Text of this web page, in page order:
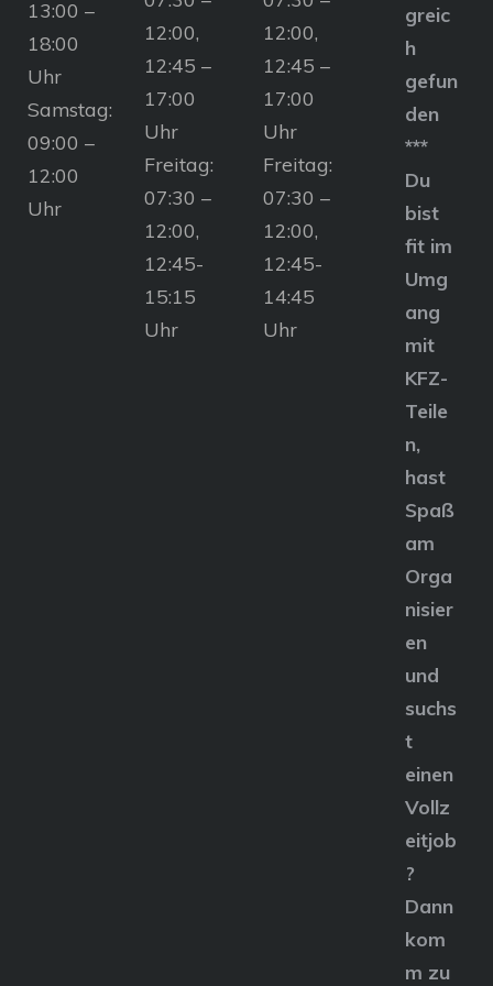
13:00 –
18:00
Uhr
Samstag:
09:00 –
12:00
Uhr
12:00,
12:45 –
17:00
Uhr
Freitag:
07:30 –
12:00,
12:45-
15:15
Uhr
12:00,
12:45 –
17:00
Uhr
Freitag:
07:30 –
12:00,
12:45-
14:45
Uhr
greic
h
gefun
den
***
Du
bist
fit im
Umg
ang
mit
KFZ-
Teile
n,
hast
Spaß
am
Orga
nisier
en
und
suchs
t
einen
Vollz
eitjob
?
Dann
kom
m zu